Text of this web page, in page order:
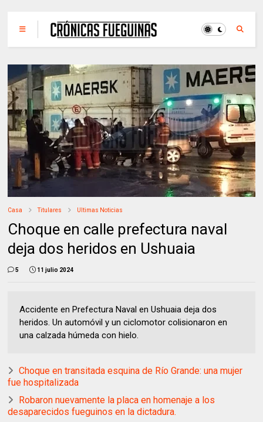
Casa Titulares Ultimas Noticias
Choque en calle prefectura naval
deja dos heridos en Ushuaia
5 11 julio 2024
Accidente en Prefectura Naval en Ushuaia deja dos
heridos. Un automóvil y un ciclomotor colisionaron en
una calzada húmeda con hielo.
Choque en transitada esquina de Río Grande: una mujer
fue hospitalizada
Robaron nuevamente la placa en homenaje a los
desaparecidos fueguinos en la dictadura.